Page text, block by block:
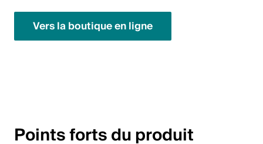
English
Vers la boutique en ligne
Points forts du produit